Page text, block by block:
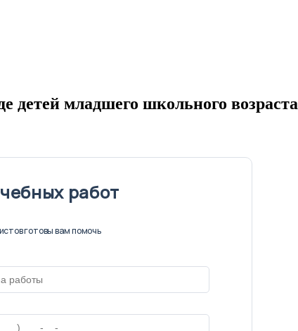
детей младшего школьного возраста
работ
готовы вам помочь